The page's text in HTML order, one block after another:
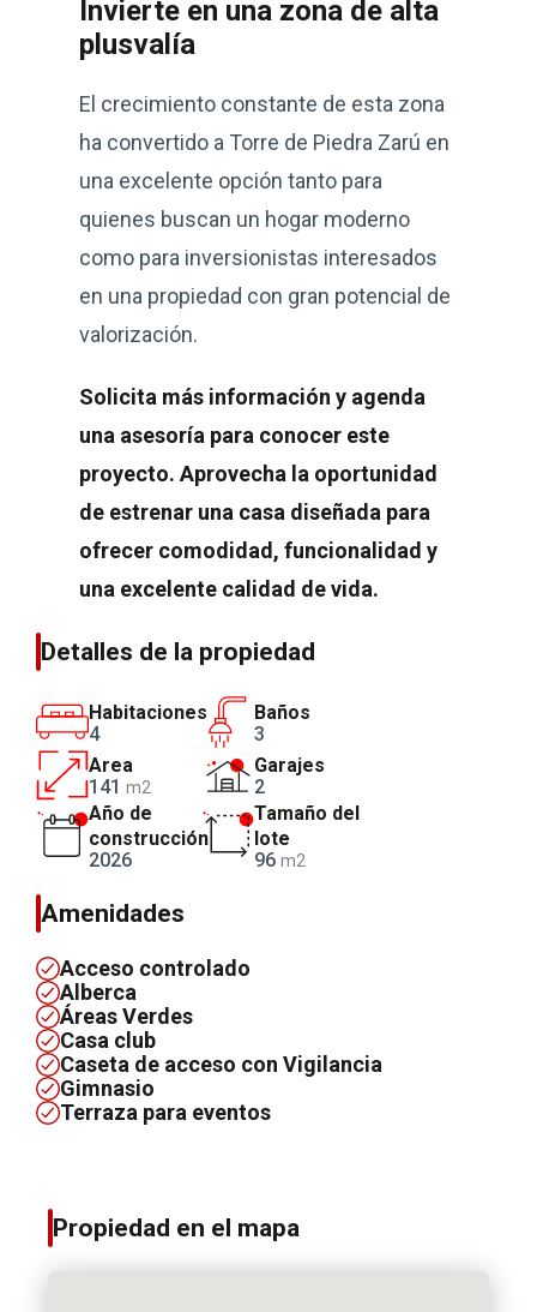
Invierte en una zona de alta
plusvalía
El crecimiento constante de esta zona
ha convertido a Torre de Piedra Zarú en
una excelente opción tanto para
quienes buscan un hogar moderno
como para inversionistas interesados
en una propiedad con gran potencial de
valorización.
Solicita más información y agenda
una asesoría para conocer este
proyecto. Aprovecha la oportunidad
de estrenar una casa diseñada para
ofrecer comodidad, funcionalidad y
una excelente calidad de vida.
Detalles de la propiedad
Habitaciones
4
Baños
3
Area
141 m2
Garajes
2
Año de
construcción
2026
Tamaño del
lote
96m2
Amenidades
Acceso controlado
Alberca
Áreas Verdes
Casa club
Caseta de acceso con Vigilancia
Gimnasio
Terraza para eventos
Propiedad en el mapa